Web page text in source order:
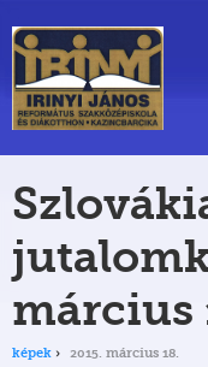
március
képek 2015. március 18.